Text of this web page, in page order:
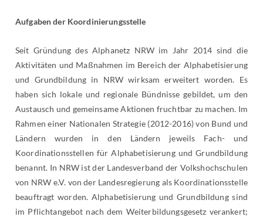
Aufgaben der Koordinierungsstelle
Seit Gründung des Alphanetz NRW im Jahr 2014 sind die
Aktivitäten und Maßnahmen im Bereich der Alphabetisierung
und Grundbildung in NRW wirksam erweitert worden. Es
haben sich lokale und regionale Bündnisse gebildet, um den
Austausch und gemeinsame Aktionen fruchtbar zu machen. Im
Rahmen einer Nationalen Strategie (2012-2016) von Bund und
Ländern wurden in den Ländern jeweils Fach- und
Koordinationsstellen für Alphabetisierung und Grundbildung
benannt. In NRW ist der Landesverband der Volkshochschulen
von NRW e.V. von der Landesregierung als Koordinationsstelle
beauftragt worden. Alphabetisierung und Grundbildung sind
im Pflichtangebot nach dem Weiterbildungsgesetz verankert;